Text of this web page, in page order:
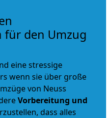
für den Umzug
eine stressige
wenn sie über große
von Neuss
Vorbereitung und
dass alles